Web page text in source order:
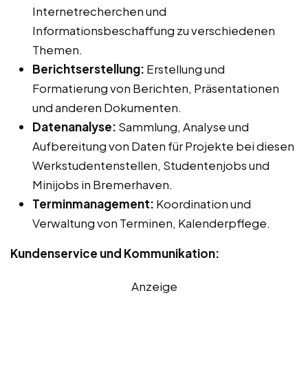
Internetrecherchen und
Informationsbeschaffung zu verschiedenen
Themen.
Berichtserstellung: Erstellung und
Formatierung von Berichten, Präsentationen
und anderen Dokumenten.
Datenanalyse: Sammlung, Analyse und
Aufbereitung von Daten für Projekte bei diesen
Werkstudentenstellen, Studentenjobs und
Minijobs in Bremerhaven.
Terminmanagement: Koordination und
Verwaltung von Terminen, Kalenderpflege.
Kundenservice und Kommunikation:
Anzeige